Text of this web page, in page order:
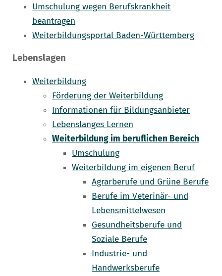
Umschulung wegen Berufskrankheit
beantragen
Weiterbildungsportal Baden-Württemberg
Lebenslagen
Weiterbildung
Förderung der Weiterbildung
Informationen für Bildungsanbieter
Lebenslanges Lernen
Weiterbildung im beruflichen Bereich
Umschulung
Weiterbildung im eigenen Beruf
Agrarberufe und Grüne Berufe
Berufe im Veterinär- und
Lebensmittelwesen
Gesundheitsberufe und
Soziale Berufe
Industrie- und
Handwerksberufe